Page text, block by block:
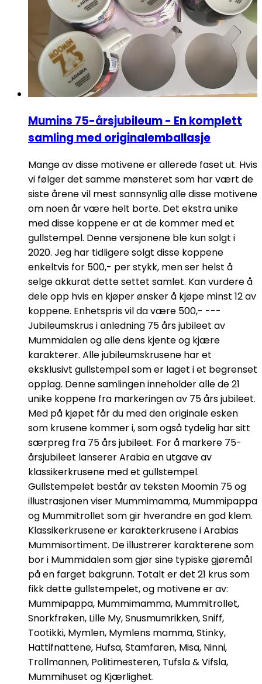
Mumins 75-årsjubileum - En komplett
samling med originalemballasje
Mange av disse motivene er allerede faset ut. Hvis
vi følger det samme mønsteret som har vært de
siste årene vil mest sannsynlig alle disse motivene
om noen år være helt borte. Det ekstra unike
med disse koppene er at de kommer med et
gullstempel. Denne versjonene ble kun solgt i
2020. Jeg har tidligere solgt disse koppene
enkeltvis for 500,- per stykk, men ser helst å
selge akkurat dette settet samlet. Kan vurdere å
dele opp hvis en kjøper ønsker å kjøpe minst 12 av
koppene. Enhetspris vil da være 500,- ---
Jubileumskrus i anledning 75 års jubileet av
Mummidalen og alle dens kjente og kjære
karakterer. Alle jubileumskrusene har et
eksklusivt gullstempel som er laget i et begrenset
opplag. Denne samlingen inneholder alle de 21
unike koppene fra markeringen av 75 års jubileet.
Med på kjøpet får du med den originale esken
som krusene kommer i, som også tydelig har sitt
særpreg fra 75 års jubileet. For å markere 75-
årsjubileet lanserer Arabia en utgave av
klassikerkrusene med et gullstempel.
Gullstempelet består av teksten Moomin 75 og
illustrasjonen viser Mummimamma, Mummipappa
og Mummitrollet som gir hverandre en god klem.
Klassikerkrusene er karakterkrusene i Arabias
Mummisortiment. De illustrerer karakterene som
bor i Mummidalen som gjør sine typiske gjøremål
på en farget bakgrunn. Totalt er det 21 krus som
fikk dette gullstempelet, og motivene er av:
Mummipappa, Mummimamma, Mummitrollet,
Snorkfrøken, Lille My, Snusmumrikken, Sniff,
Tootikki, Mymlen, Mymlens mamma, Stinky,
Hattifnattene, Hufsa, Stamfaren, Misa, Ninni,
Trollmannen, Politimesteren, Tufsla & Vifsla,
Mummihuset og Kjærlighet.